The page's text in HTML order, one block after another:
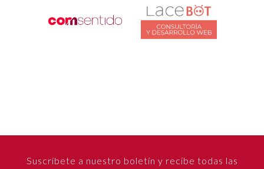
Suscríbete a nuestro boletín y recibe todas las